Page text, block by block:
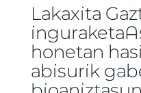
Lakaxita
honetan
abisurik